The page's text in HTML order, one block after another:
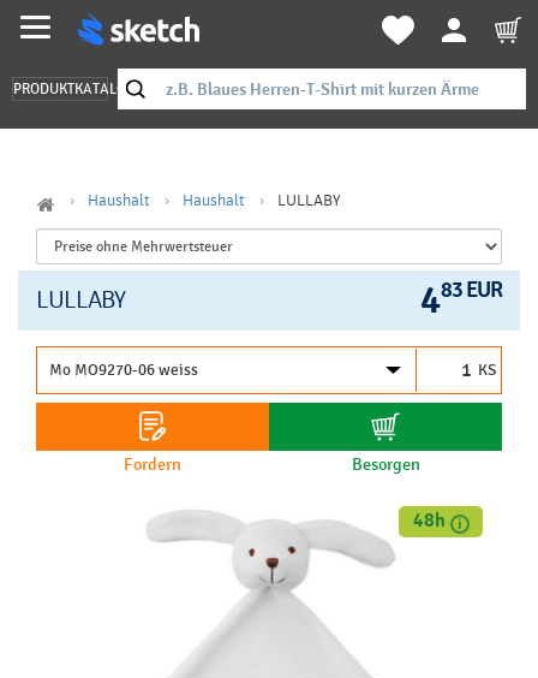
PRODUKTKATALOG
Haushalt Haushalt LULLABY
LULLABY 483 EUR
KS
Fordern Besorgen
48h